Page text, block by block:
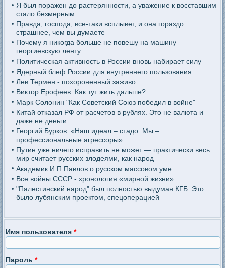
Я был поражен до растерянности, а уважение к восставшим
стало безмерным
Правда, господа, все-таки всплывет, и она гораздо
страшнее, чем вы думаете
Почему я никогда больше не повешу на машину
георгиевскую ленту
Политическая активность в России вновь набирает силу
Ядерный блеф России для внутреннего пользования
Лев Термен - похороненный заживо
Виктор Ерофеев: Как тут жить дальше?
Марк Солонин "Как Советский Союз победил в войне"
Китай отказал РФ от расчетов в рублях. Это не валюта и
даже не деньги
Георгий Бурков: «Наш идеал – стадо. Мы –
профессиональные агрессоры»
Путин уже ничего исправить не может — практически весь
мир считает русских злодеями, как народ
Академик И.П.Павлов о русском массовом уме
Все войны СССР - хронология «мирной жизни»
"Палестинский народ" был полностью выдуман КГБ. Это
было лубянским проектом, спецоперацией
Имя пользователя*
Пароль*